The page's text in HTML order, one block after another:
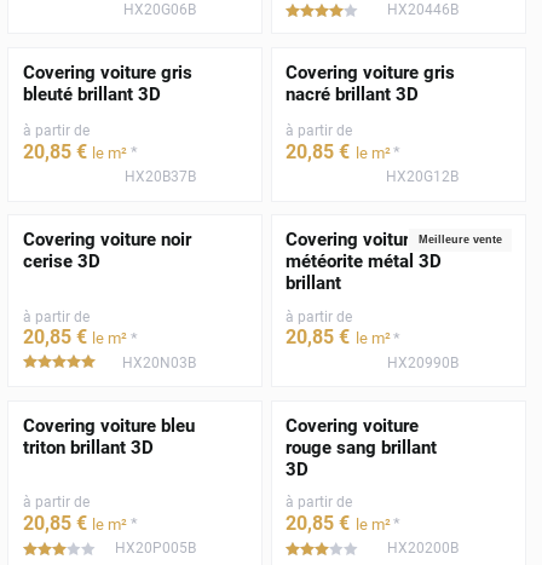
HX20G06B ***** HX20446B
Covering voiture gris
bleuté brillant 3D
à partir de
20,85 € le m² *
HX20B37B
Covering voiture gris
nacré brillant 3D
à partir de
20,85 € le m²*
HX20G12B
Covering voiture noir
cerise 3D
à partir de
20,85 € le m² *
*****HX20N03B
Meilleure vente
Covering voiture gris
météorite métal 3D
brillant
à partir de
20,85 € le m²*
HX20990B
Covering voiture bleu
triton brillant 3D
à partir de
20,85 € le m² *
***** HX20P005B
Covering voiture
rouge sang brillant
3D
à partir de
20,85 € le m²*
***** HX20200B